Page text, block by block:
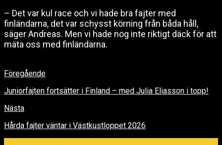
– Det var kul race och vi hade bra fajter med
finländarna, det var schysst körning från båda håll,
säger Andreas. Men vi hade nog inte riktigt däck för att
mäta oss med finländarna.
Föregående
Juniorfajten fortsätter i Finland – med Julia Eliasson i topp!
Nästa
Hårda fajter väntar i Västkustloppet 2026